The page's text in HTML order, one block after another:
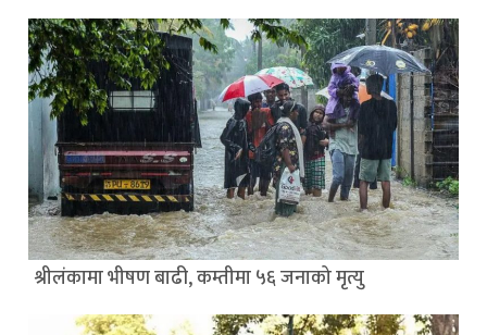
श्रीलंकामा भीषण बाढी, कम्तीमा ५६ जनाको मृत्यु